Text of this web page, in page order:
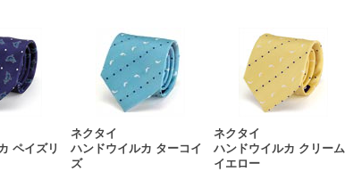
ペイズリ
ネクタイ
ハンドウイルカ ターコイ
ズ
ネクタイ
ハンドウイルカ クリーム
イエロー